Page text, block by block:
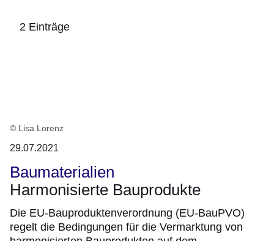
2 Einträge
© Lisa Lorenz
29.07.2021
Baumaterialien
Harmonisierte Bauprodukte
Die EU-Bauproduktenverordnung (EU-BauPVO)
regelt die Bedingungen für die Vermarktung von